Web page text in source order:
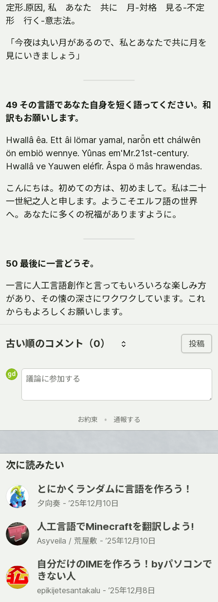
定形.原因, 私 あなた 共に 月-対格 見る-不定
形 行く-意志法。
「今夜は丸い月があるので、私とあなたで共に月を
見にいきましょう」
49 その言語であなた自身を短く語ってください。和
訳もお願いします。
Hwallâ êa. Ett âi lömar yamal, narȫn ett chálwên
ön embiö wennye. Yûnas em'Mr.21st-century.
Hwallâ ve Yauwen eléfîr. Âspa ö mâs hrawendas.
こんにちは。初めての方は、初めまして。私は二十
一世紀之人と申します。ようこそエルフ語の世界
へ。あなたに多くの祝福がありますように。
50 最後に一言どうぞ。
一言に人工言語創作と言ってもいろいろな楽しみ方
があり、その懐の深さにワクワクしています。これ
からもよろしくお願いします。
古い順のコメント （0） 投稿
お約束 • 通報する
次に読みたい
とにかくランダムに言語を作ろう！
夕向奏 - ’25年12月10日
人工言語でMinecraftを翻訳しよう!
Asyveila / 荒屋敷 - ’25年12月10日
自分だけのIMEを作ろう！byパソコンで
きない人
epikijetesantakalu - ’25年12月8日